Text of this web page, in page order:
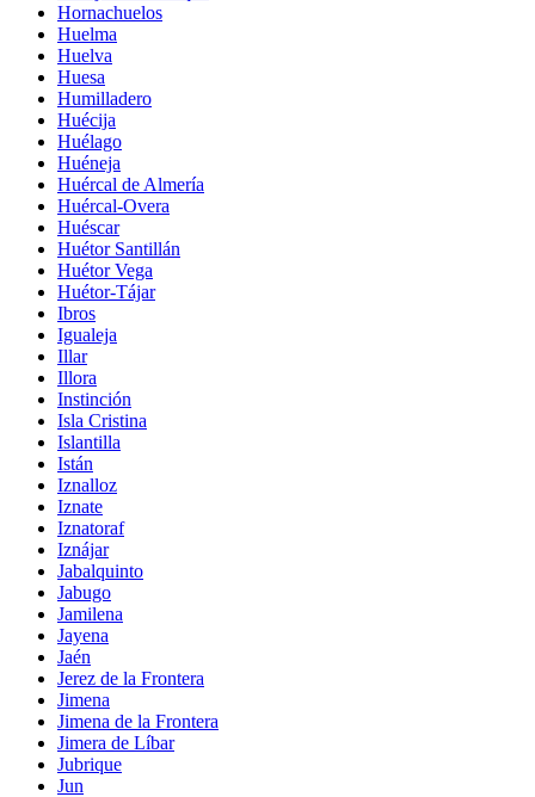
Hornachuelos
Huelma
Huelva
Huesa
Humilladero
Huécija
Huélago
Huéneja
Huércal de Almería
Huércal-Overa
Huéscar
Huétor Santillán
Huétor Vega
Huétor-Tájar
Ibros
Igualeja
Illar
Illora
Instinción
Isla Cristina
Islantilla
Istán
Iznalloz
Iznate
Iznatoraf
Iznájar
Jabalquinto
Jabugo
Jamilena
Jayena
Jaén
Jerez de la Frontera
Jimena
Jimena de la Frontera
Jimera de Líbar
Jubrique
Jun